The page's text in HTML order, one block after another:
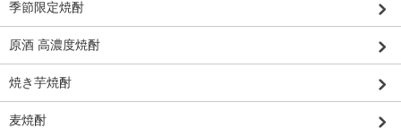
季節限定焼酎
原酒 高濃度焼酎
焼き芋焼酎
麦焼酎